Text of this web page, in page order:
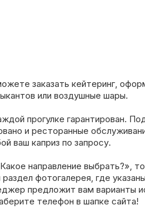
заказать кейтеринг,
или воздушные шары.
прогулке гарантирован.
и ресторанные
ваш каприз по запросу.
направление выбрать?»,
фотогалерея, где
предложит вам варианты
телефон в шапке сайта!